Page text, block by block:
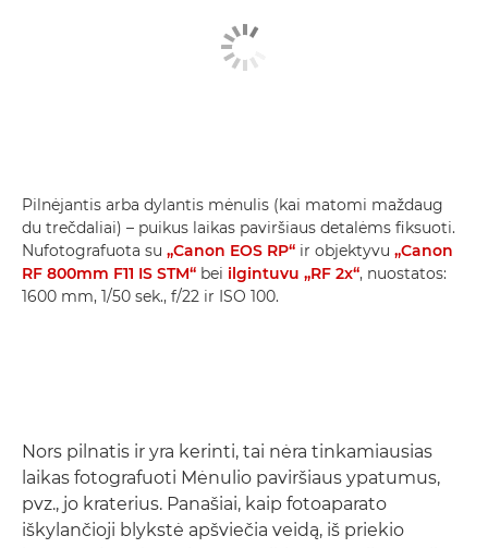
Pilnėjantis arba dylantis mėnulis (kai matomi maždaug
du trečdaliai) – puikus laikas paviršiaus detalėms fiksuoti.
Nufotografuota su „Canon EOS RP“ ir objektyvu „Canon
RF 800mm F11 IS STM“ bei ilgintuvu „RF 2x“, nuostatos:
1600 mm, 1/50 sek., f/22 ir ISO 100.
Nors pilnatis ir yra kerinti, tai nėra tinkamiausias
laikas fotografuoti Mėnulio paviršiaus ypatumus,
pvz., jo kraterius. Panašiai, kaip fotoaparato
iškylančioji blykstė apšviečia veidą, iš priekio